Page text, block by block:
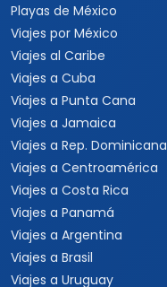
Viajes a Las Vegas
Viajes a Orlando
Viajes a Hawaii
Viajes a Los Cabos
Viajes a Cancún
Viajes a Chiapas
Playas de México
Viajes por México
Viajes al Caribe
Viajes a Cuba
Viajes a Punta Cana
Viajes a Jamaica
Viajes a Rep. Dominicana